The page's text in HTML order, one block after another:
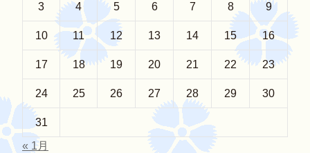
3 4 5 6 7 8 9
10 11 12 13 14 15 16
17 18 19 20 21 22 23
24 25 26 27 28 29 30
31
« 1月